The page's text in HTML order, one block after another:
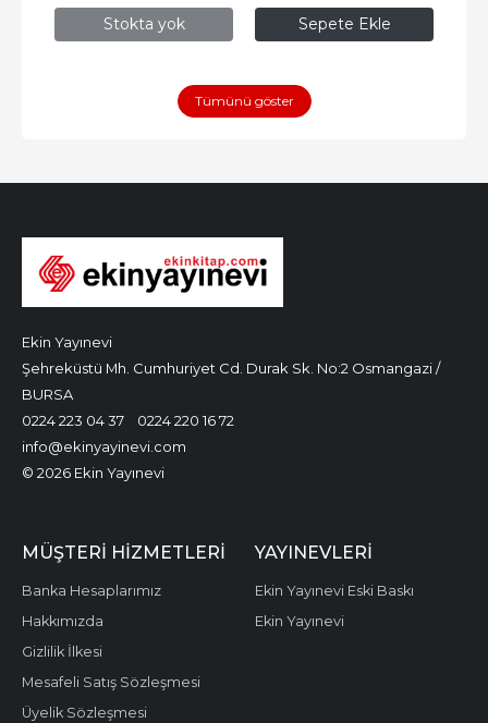
Stokta yok Sepete Ekle
Tümünü göster
Ekin Yayınevi
Şehreküstü Mh. Cumhuriyet Cd. Durak Sk. No:2 Osmangazi /
BURSA
0224 223 04 37
0224 220 16 72
info@ekinyayinevi.com
© 2026 Ekin Yayınevi
MÜŞTERI HIZMETLERI
Banka Hesaplarımız
Hakkımızda
Gizlilik İlkesi
Mesafeli Satış Sözleşmesi
Üyelik Sözleşmesi
YAYINEVLERI
Ekin Yayınevi Eski Baskı
Ekin Yayınevi